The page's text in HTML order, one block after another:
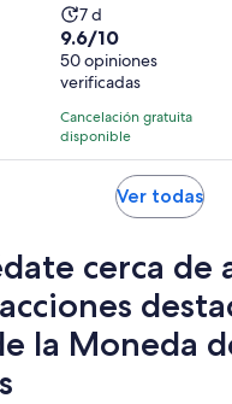
La
actividad
dura
7
días
7 d
9.6
de
10
con
50
opiniones
9.6/10
50 opiniones
verificadas
Cancelación gratuita
disponible
Ver todasSe
cerca de
la Moneda